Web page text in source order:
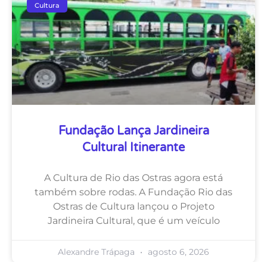
Cultura
Fundação Lança Jardineira
Cultural Itinerante
A Cultura de Rio das Ostras agora está
também sobre rodas. A Fundação Rio das
Ostras de Cultura lançou o Projeto
Jardineira Cultural, que é um veículo
Alexandre Trápaga agosto 6, 2026